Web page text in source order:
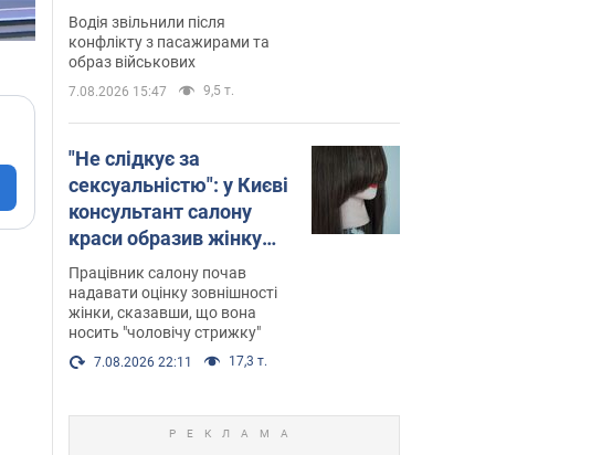
і поплатився. Відео
Водія звільнили після
конфлікту з пасажирами та
образ військових
7.08.2026 15:47 9,5 т.
"Не слідкує за
сексуальністю": у Києві
консультант салону
краси образив жінку
після хімієтерапії,
розгорівся скандал.
Фото
Працівник салону почав
надавати оцінку зовнішності
жінки, сказавши, що вона
носить "чоловічу стрижку"
7.08.2026 22:11 17,3 т.